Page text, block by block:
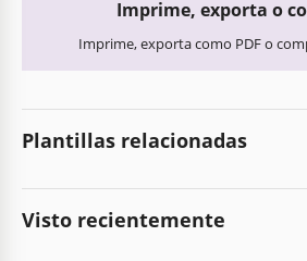
Imprime, exporta o
Imprime, exporta como PDF o
Plantillas relacionadas
Visto recientemente